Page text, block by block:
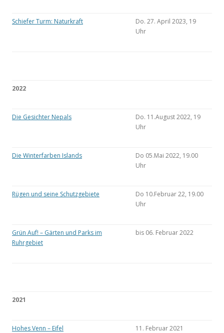
Schiefer Turm: Naturkraft
Do. 27. April 2023, 19
Uhr
2022
Die Gesichter Nepals
Do. 11.August 2022, 19
Uhr
Die Winterfarben Islands
Do 05.Mai 2022, 19.00
Uhr
Rügen und seine Schutzgebiete
Do 10.Februar 22, 19.00
Uhr
Grün Auf! – Gärten und Parks im
Ruhrgebiet
bis 06. Februar 2022
2021
Hohes Venn – Eifel 11. Februar 2021